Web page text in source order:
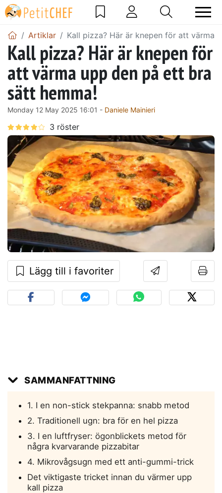
Artiklar Kall pizza? Här är knepen för att värma
Kall pizza? Här är knepen för
att värma upp den på ett bra
sätt hemma!
Monday 12 May 2025 16:01 - Daniele Mainieri
Lägg till i favoriter
SAMMANFATTNING
1. I en non-stick stekpanna: snabb metod
2. Traditionell ugn: bra för en hel pizza
3. I en luftfryser: ögonblickets metod för
några kvarvarande pizzabitar
4. Mikrovågsugn med ett anti-gummi-trick
Det viktigaste tricket innan du värmer upp
kall pizza